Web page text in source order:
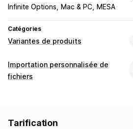
Infinite Options
Mac & PC MESA
Catégories
Variantes de produits
Personnalisation
Menus déroulants
Compléments
Importation personnalisée de
fichiers
Règles personnalisées
Tarification